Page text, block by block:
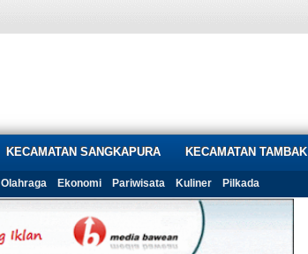
KECAMATAN SANGKAPURA KECAMATAN TAMBAK
Olahraga Ekonomi Pariwisata Kuliner Pilkada